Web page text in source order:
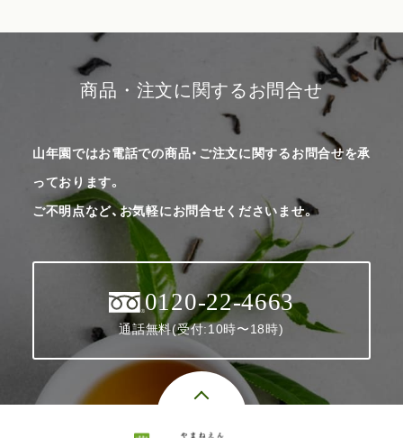
商品・注文に関するお問合せ
山年園ではお電話での商品・ご注文に関するお問合せを承
っております。
ご不明点など、お気軽にお問合せくださいませ。
0120-22-4663
通話無料(受付:10時〜18時)